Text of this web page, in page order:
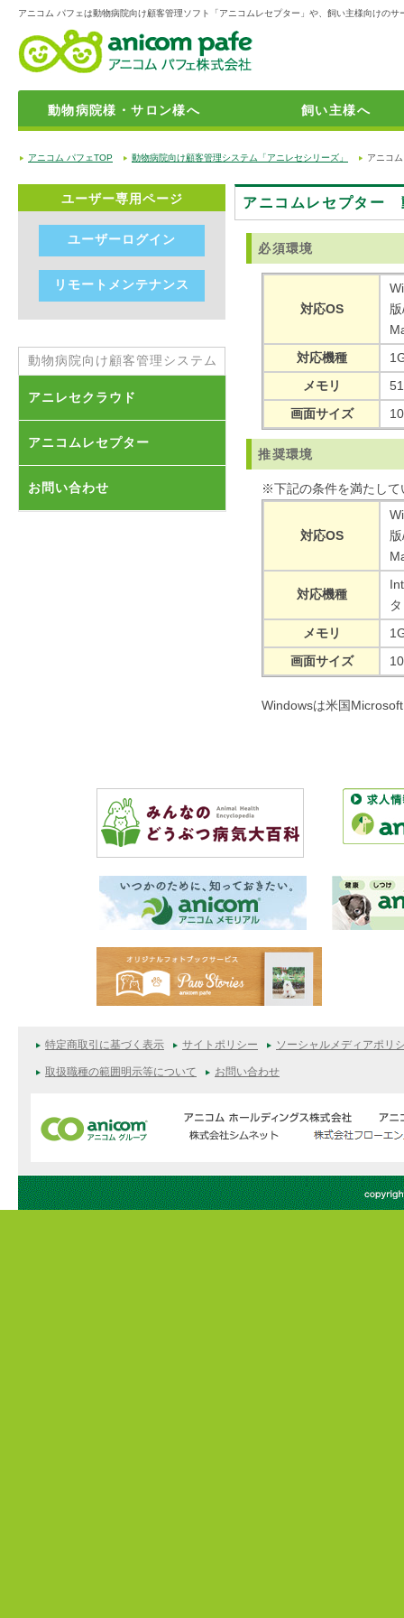
アニコム パフェは動物病院向け顧客管理ソフト「アニコムレセプター」や、飼い主様向けのサ
動物病院様・サロン様へ 飼い主様へ
アニコム パフェTOP 動物病院向け顧客管理システム「アニレセシリーズ」 アニコ
ユーザー専用ページ
ユーザーログイン
リモートメンテナンス
動物病院向け顧客管理システム
アニレセクラウド
アニコムレセプター
製品紹介
お問い合わせ
アニコムレセプター
必須環境
対応OS
対応機種
メモリ
画面サイズ
推奨環境
※下記の条件を満たして
対応OS
対応機種
タ
メモリ
画面サイズ
Windowsは米国
特定商取引に基づく表示 サイトポリシー ソーシャルメディアポリ
取扱職種の範囲明示等について お問い合わせ